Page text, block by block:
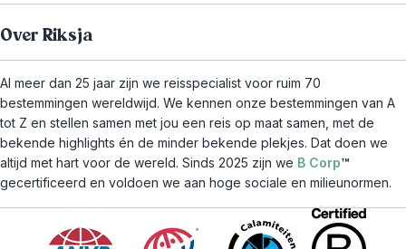
Over Riksja
Al meer dan 25 jaar zijn we reisspecialist voor ruim 70
bestemmingen wereldwijd. We kennen onze bestemmingen van A
tot Z en stellen samen met jou een reis op maat samen, met de
bekende highlights én de minder bekende plekjes. Dat doen we
altijd met hart voor de wereld. Sinds 2025 zijn we B Corp™
gecertificeerd en voldoen we aan hoge sociale en milieunormen.